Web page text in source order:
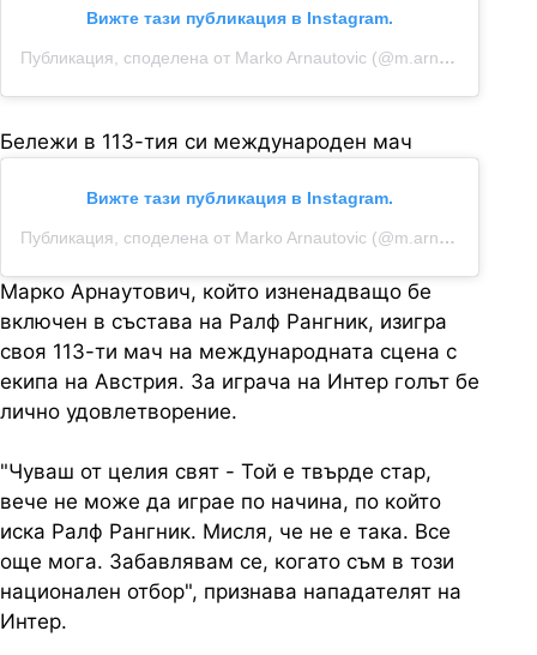
Вижте тази публикация в Instagram.
Публикация, споделена от Marko Arnautovic (@m.arnautovic7)
Бележи в 113-тия си международен мач
Вижте тази публикация в Instagram.
Публикация, споделена от Marko Arnautovic (@m.arnautovic7)
Марко Арнаутович, който изненадващо бе
включен в състава на Ралф Рангник, изигра
своя 113-ти мач на международната сцена с
екипа на Австрия. За играча на Интер голът бе
лично удовлетворение.
"Чуваш от целия свят - Той е твърде стар,
вече не може да играе по начина, по който
иска Ралф Рангник. Мисля, че не е така. Все
още мога. Забавлявам се, когато съм в този
национален отбор", признава нападателят на
Интер.